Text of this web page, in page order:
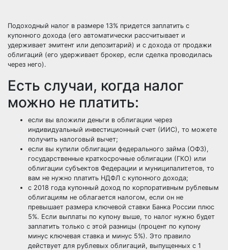
Подоходный налог в размере 13% придется заплатить с
купонного дохода (его автоматически рассчитывает и
удерживает эмитент или депозитарий) и с дохода от продажи
облигаций (его удерживает брокер, если сделка проводилась
через него).
Есть случаи, когда налог
можно не платить:
если вы вложили деньги в облигации через
индивидуальный инвестиционный счет (ИИС), то можете
получить налоговый вычет;
если вы купили облигации федерального займа (ОФЗ),
государственные краткосрочные облигации (ГКО) или
облигации субъектов Федерации и муниципалитетов, то
вам не нужно платить НДФЛ с купонного дохода;
с 2018 года купонный доход по корпоративным рублевым
облигациям не облагается налогом, если он не
превышает размера ключевой ставки Банка России плюс
5%. Если выплаты по купону выше, то налог нужно будет
заплатить только с этой разницы (процент по купону
минус ключевая ставка и минус 5%). Это правило
действует для рублевых облигаций, выпущенных с 1